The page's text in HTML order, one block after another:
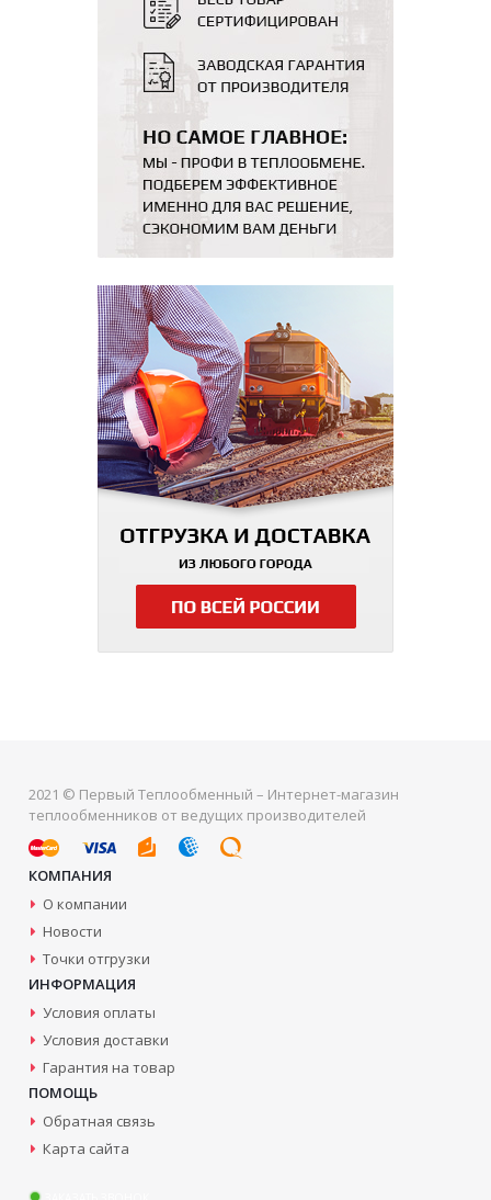
2021 © Первый Теплообменный – Интернет-магазин
теплообменников от ведущих производителей
КОМПАНИЯ
О компании
Новости
Точки отгрузки
ИНФОРМАЦИЯ
Условия оплаты
Условия доставки
Гарантия на товар
ПОМОЩЬ
Обратная связь
Карта сайта